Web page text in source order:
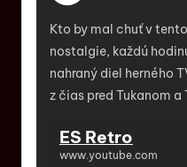
Kto by mal chuť v
nostalgie, každú
nahraný diel herného
z čias pred Tukanom
ES Retro
www.youtube.com